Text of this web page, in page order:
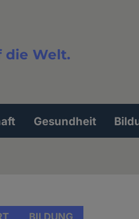
die Welt.
Gesundheit